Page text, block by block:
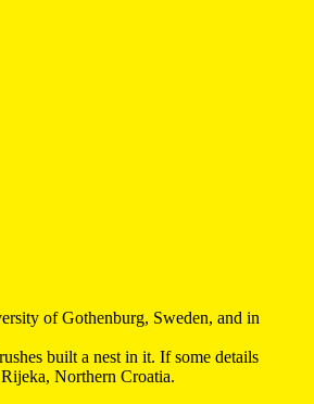
of Gothenburg, Sweden, and in
built a nest in it. If some details
Northern Croatia.